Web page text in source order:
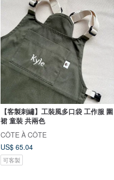
【客製刺繡】工裝風多口袋 工作服 圍
裙 童裝 共兩色
CÔTE À CÔTE
US$ 65.04
可客製